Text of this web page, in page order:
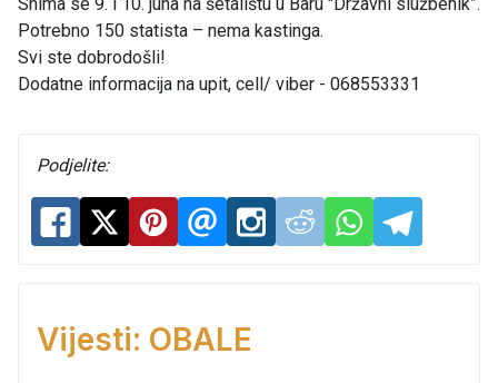
Potrebno 150 statista – nema kastinga.
Svi ste dobrodošli!
Dodatne informacija na upit, cell/ viber - 068553331
Podjelite:
Vijesti: OBALE